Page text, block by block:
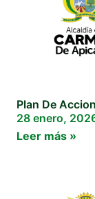
Plan De
28 enero,
Leer más »